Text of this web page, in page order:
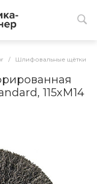
/ Шлифовальные щётки
115xМ14